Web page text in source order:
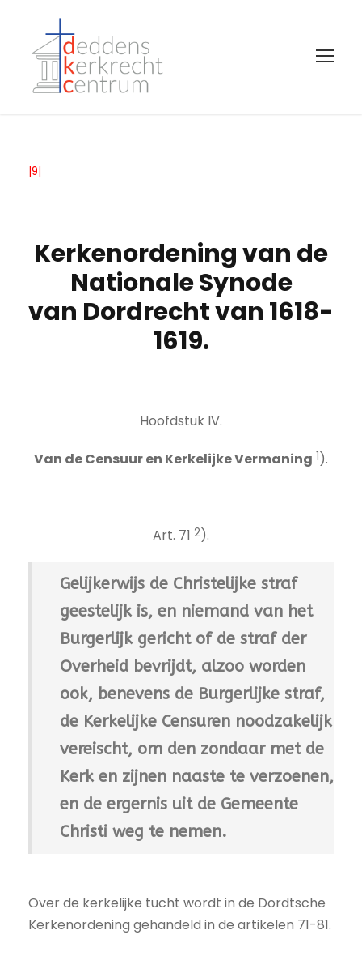
|9|
Kerkenordening van de
Nationale Synode
van Dordrecht van 1618-
1619.
Hoofdstuk IV.
Van de Censuur en Kerkelijke Vermaning 1).
Art. 71 2).
Gelijkerwijs de Christelijke straf
geestelijk is, en niemand van het
Burgerlijk gericht of de straf der
Overheid bevrijdt, alzoo worden
ook, benevens de Burgerlijke straf,
de Kerkelijke Censuren noodzakelijk
vereischt, om den zondaar met de
Kerk en zijnen naaste te verzoenen,
en de ergernis uit de Gemeente
Christi weg te nemen.
Over de kerkelijke tucht wordt in de Dordtsche
Kerkenordening gehandeld in de artikelen 71-81.